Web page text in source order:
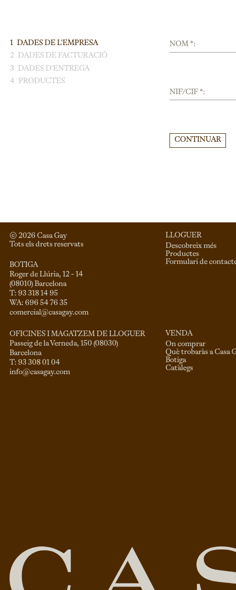
1 DADES DE L'EMPRESA
2
DADES DE FACTURACIÓ
3
DADES D'ENTREGA
4
PRODUCTES
NOM *:
NIF/CIF *:
CONTINUAR
© 2026 Casa Gay
Tots els drets reservats
BOTIGA
Roger de Llúria, 12 - 14
(08010) Barcelona
T: 93 318 14 95
comercial@casagay.com
OFICINES I MAGATZEM DE LLOGUER
Passeig de la Verneda, 150 (08030)
Barcelona
T: 93 308 01 04
info@casagay.com
LLOGUER
Descobreix més
Productes
Formulari de
VENDA
On comprar
Què trobaràs a Casa
Botiga
Catàlegs